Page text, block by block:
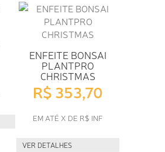
ENFEITE BONSAI
PLANTPRO
CHRISTMAS
R$ 353,70
EM ATÉ X DE R$ INF
VER DETALHES